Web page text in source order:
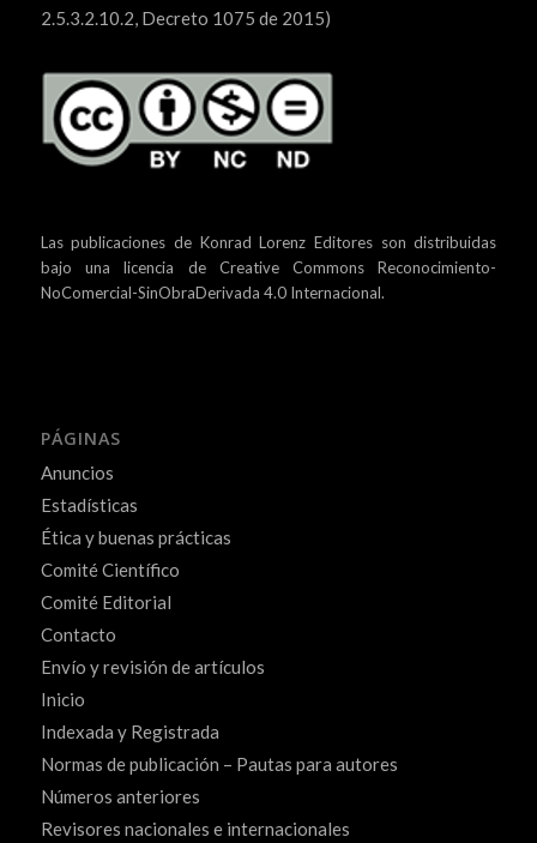
2.5.3.2.10.2, Decreto 1075 de 2015)
Las publicaciones de Konrad Lorenz Editores son distribuidas
bajo unalicencia de Creative Commons Reconocimiento-
NoComercial-SinObraDerivada 4.0 Internacional.
PÁGINAS
Anuncios
Estadísticas
Ética y buenas prácticas
Comité Científico
Comité Editorial
Contacto
Envío y revisión de artículos
Inicio
Indexada y Registrada
Normas de publicación – Pautas para autores
Números anteriores
Revisores nacionales e internacionales